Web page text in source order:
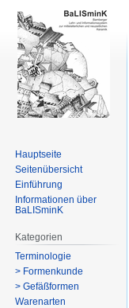
Hauptseite
Seitenübersicht
Einführung
Informationen über
BaLISminK
Kategorien
Terminologie
> Formenkunde
> Gefäßformen
Warenarten